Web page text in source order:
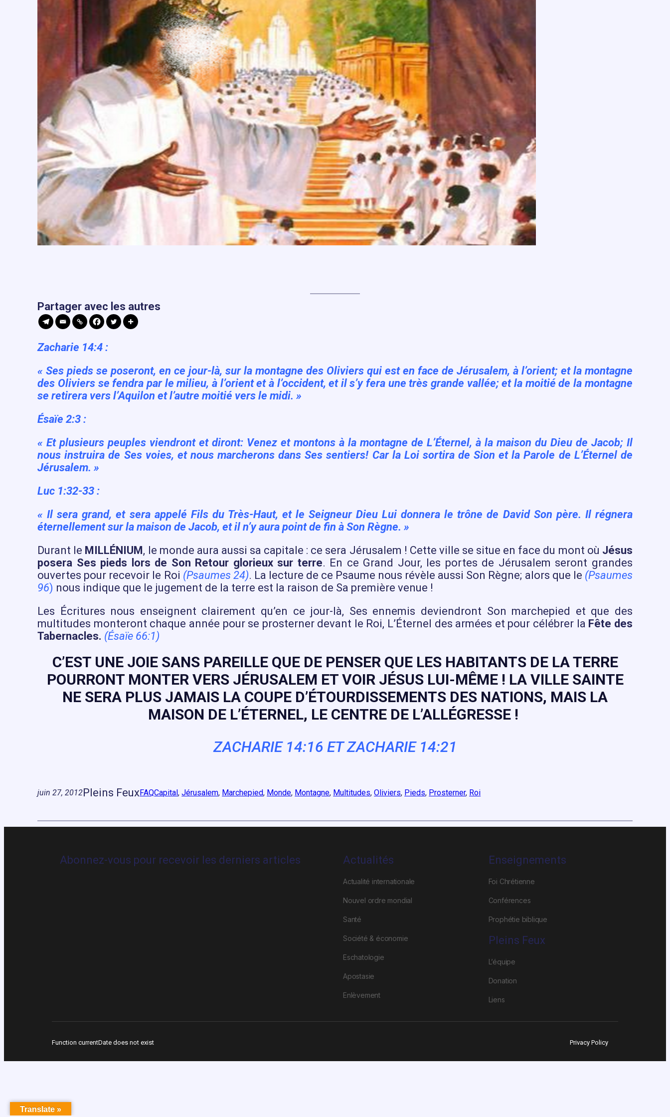
Partager avec les autres
Zacharie 14:4 :
« Ses pieds se poseront, en ce jour-là, sur la montagne des Oliviers qui est en face de Jérusalem, à l’orient; et la montagne
des Oliviers se fendra par le milieu, à l’orient et à l’occident, et il s’y fera une très grande vallée; et la moitié de la montagne
se retirera vers l’Aquilon et l’autre moitié vers le midi. »
Ésaïe 2:3 :
« Et plusieurs peuples viendront et diront: Venez et montons à la montagne de L’Éternel, à la maison du Dieu de Jacob; Il
nous instruira de Ses voies, et nous marcherons dans Ses sentiers! Car la Loi sortira de Sion et la Parole de L’Éternel de
Jérusalem. »
Luc 1:32-33 :
« Il sera grand, et sera appelé Fils du Très-Haut, et le Seigneur Dieu Lui donnera le trône de David Son père. Il régnera
éternellement sur la maison de Jacob, et il n’y aura point de fin à Son Règne. »
Durant le MILLÉNIUM, le monde aura aussi sa capitale : ce sera Jérusalem ! Cette ville se situe en face du mont où Jésus
posera Ses pieds lors de Son Retour glorieux sur terre. En ce Grand Jour, les portes de Jérusalem seront grandes
ouvertes pour recevoir le Roi (Psaumes 24). La lecture de ce Psaume nous révèle aussi Son Règne; alors que le (Psaumes
96) nous indique que le jugement de la terre est la raison de Sa première venue !
Les Écritures nous enseignent clairement qu’en ce jour-là, Ses ennemis deviendront Son marchepied et que des
multitudes monteront chaque année pour se prosterner devant le Roi, L’Éternel des armées et pour célébrer la Fête des
Tabernacles. (Ésaïe 66:1)
C’EST UNE JOIE SANS PAREILLE QUE DE PENSER QUE LES HABITANTS DE LA TERRE
POURRONT MONTER VERS JÉRUSALEM ET VOIR JÉSUS LUI-MÊME ! LA VILLE SAINTE
NE SERA PLUS JAMAIS LA COUPE D’ÉTOURDISSEMENTS DES NATIONS, MAIS LA
MAISON DE L’ÉTERNEL, LE CENTRE DE L’ALLÉGRESSE !
ZACHARIE 14:16 ET ZACHARIE 14:21
juin 27, 2012Pleins FeuxFAQCapital, Jérusalem, Marchepied, Monde, Montagne, Multitudes, Oliviers, Pieds, Prosterner, Roi
Abonnez-vous pour recevoir les derniers articles Actualités
Actualité internationale
Nouvel ordre mondial
Santé
Société & économie
Eschatologie
Apostasie
Enlèvement
Enseignements
Foi Chrétienne
Conférences
Prophétie biblique
Pleins Feux
L’équipe
Donation
Liens
Function currentDate does not exist Privacy Policy
Translate »